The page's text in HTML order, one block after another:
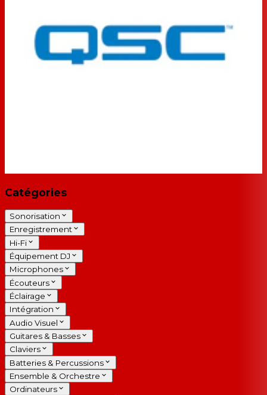
Catégories
Sonorisation
Enregistrement
Hi-Fi
Équipement DJ
Microphones
Écouteurs
Éclairage
Intégration
Audio Visuel
Guitares & Basses
Claviers
Batteries & Percussions
Ensemble & Orchestre
Ordinateurs